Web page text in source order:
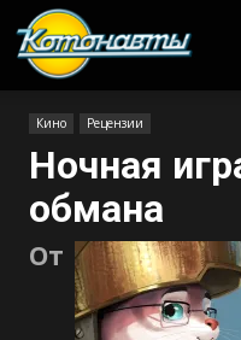
Кино Рецензии
Ночная
обмана
От